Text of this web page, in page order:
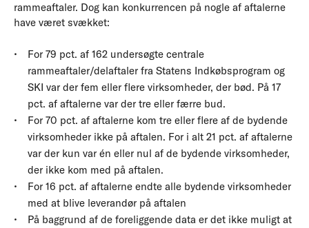
rammeaftaler. Dog kan konkurrencen på nogle af aftalerne
have været svækket:
For 79 pct. af 162 undersøgte centrale
rammeaftaler/delaftaler fra Statens Indkøbsprogram og
SKI var der fem eller flere virksomheder, der bød. På 17
pct. af aftalerne var der tre eller færre bud.
For 70 pct. af aftalerne kom tre eller flere af de bydende
virksomheder ikke på aftalen. For i alt 21 pct. af aftalerne
var der kun var én eller nul af de bydende virksomheder,
der ikke kom med på aftalen.
For 16 pct. af aftalerne endte alle bydende virksomheder
med at blive leverandør på aftalen
På baggrund af de foreliggende data er det ikke muligt at